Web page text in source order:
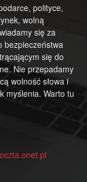
polityce,
wolną
się za
bezpieczeństwa
się do
Nie przepadamy
wolność słowa i
myślenia. Warto tu